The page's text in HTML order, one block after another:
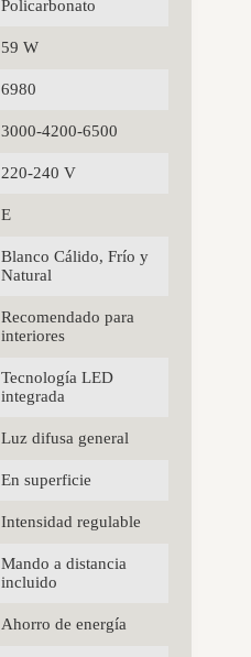
Policarbonato
59 W
6980
3000-4200-6500
220-240 V
E
Blanco Cálido, Frío y
Natural
Recomendado para
interiores
Tecnología LED
integrada
Luz difusa general
En superficie
Intensidad regulable
Mando a distancia
incluido
Ahorro de energía